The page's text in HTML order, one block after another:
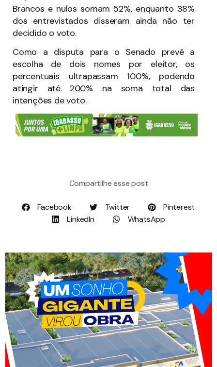
Brancos e nulos somam 52%, enquanto 38%
dos entrevistados disseram ainda não ter
decidido o voto.
Como a disputa para o Senado prevê a
escolha de dois nomes por eleitor, os
percentuais ultrapassam 100%, podendo
atingir até 200% na soma total das
intenções de voto.
Compartilhe esse post
Facebook Twitter
Pinterest
LinkedIn
WhatsApp